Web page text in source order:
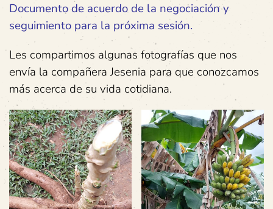
Documento de acuerdo de la negociación y
seguimiento para la próxima sesión.
Les compartimos algunas fotografías que nos
envía la compañera Jesenia para que conozcamos
más acerca de su vida cotidiana.